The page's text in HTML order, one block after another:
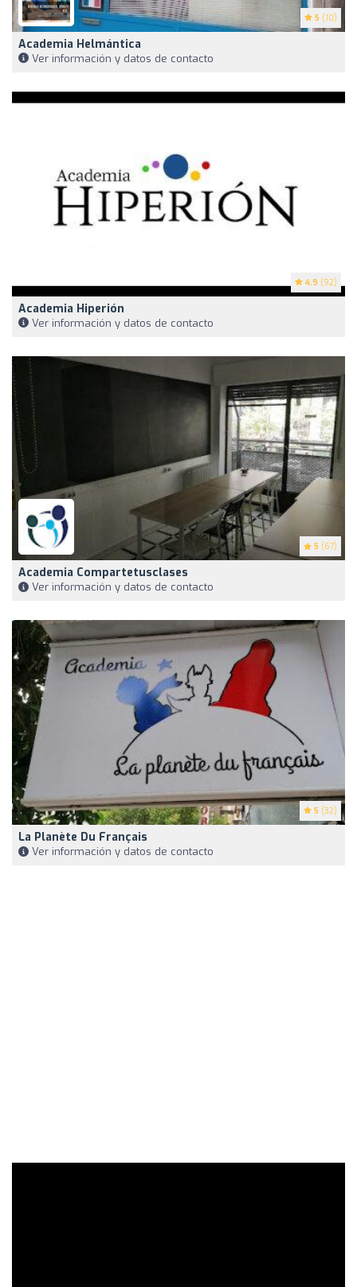
5 (10)
Academia Helmántica
Ver información y datos de contacto
4.9 (92)
Academia Hiperión
Ver información y datos de contacto
5 (67)
Academia Compartetusclases
Ver información y datos de contacto
5 (32)
La Planète Du Français
Ver información y datos de contacto